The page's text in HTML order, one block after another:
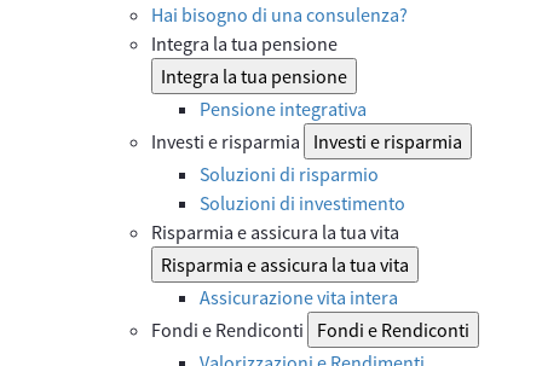
Hai bisogno di una consulenza?
Integra la tua pensione
Integra la tua pensione
Pensione integrativa
Investi e risparmia
Investi e risparmia
Soluzioni di risparmio
Soluzioni di investimento
Risparmia e assicura la tua vita
Risparmia e assicura la tua vita
Assicurazione vita intera
Fondi e Rendiconti
Fondi e Rendiconti